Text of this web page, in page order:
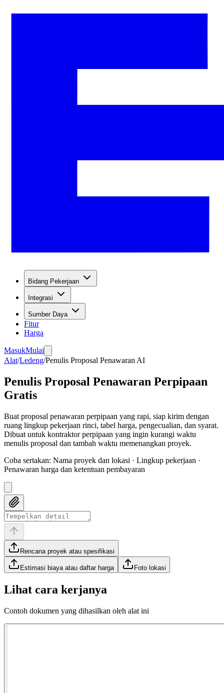
Bidang Pekerjaan
Integrasi
Sumber Daya
Fitur
Harga
MasukMulai
Alat/Ledeng/Penulis Proposal Penawaran AI
Penulis Proposal Penawaran Perpipaan
Gratis
Buat proposal penawaran perpipaan yang rapi, siap kirim dengan
ruang lingkup pekerjaan rinci, tabel harga, pengecualian, dan syarat.
Dibuat untuk kontraktor perpipaan yang ingin kurangi waktu
menulis proposal dan tambah waktu memenangkan proyek.
Coba sertakan: Nama proyek dan lokasi · Lingkup pekerjaan ·
Penawaran harga dan ketentuan pembayaran
Rencana proyek atau spesifikasi
Estimasi biaya atau daftar harga Foto lokasi
Lihat cara kerjanya
Contoh dokumen yang dihasilkan oleh alat ini